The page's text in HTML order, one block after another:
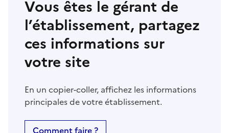
Vous êtes le gérant de
l’établissement, partagez
ces informations sur
votre site
En un copier-coller, affichez les informations
principales de votre établissement.